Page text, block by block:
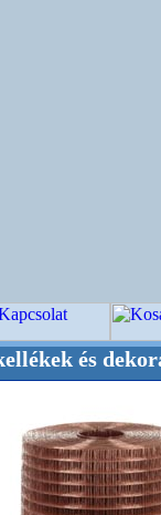
dekoráció!